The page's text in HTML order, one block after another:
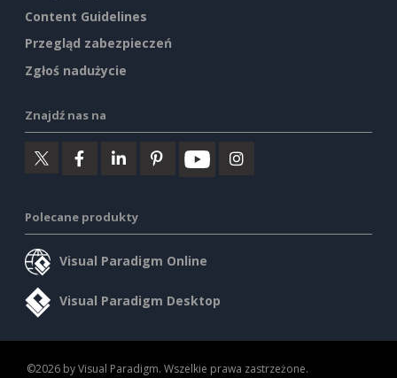
Content Guidelines
Przegląd zabezpieczeń
Zgłoś nadużycie
Znajdź nas na
Polecane produkty
Visual Paradigm Online
Visual Paradigm Desktop
©2026 by Visual Paradigm. Wszelkie prawa zastrzeżone.